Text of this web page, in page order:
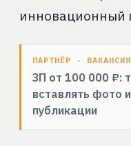
инновационный
ПАРТНЁР · ВАКАНСИЯ
ЗП от 100 000 ₽:
вставлять фото
публикации